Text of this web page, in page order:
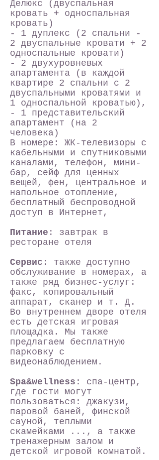
Делюкс (двуспальная
кровать + односпальная
кровать)
- 1 дуплекс (2 спальни -
2 двуспальные кровати + 2
односпальные кровати)
- 2 двухуровневых
апартамента (в каждой
квартире 2 спальни с 2
двуспальными кроватями и
1 односпальной кроватью),
- 1 представительский
апартамент (на 2
человека)
В номере: ЖК-телевизоры с
кабельными и спутниковыми
каналами, телефон, мини-
бар, сейф для ценных
вещей, фен, центральное и
напольное отопление,
бесплатный беспроводной
доступ в Интернет,
Питание : завтрак в
ресторане отеля
Сервис : также доступно
обслуживание в номерах, а
также ряд бизнес-услуг:
факс, копировальный
аппарат, сканер и т. Д.
Во внутреннем дворе отеля
есть детская игровая
площадка. Мы также
предлагаем бесплатную
парковку с
видеонаблюдением.
Spa&wellness : спа-центр,
где гости могут
пользоваться: джакузи,
паровой баней, финской
сауной, теплыми
скамейками ..., а также
тренажерным залом и
детской игровой комнатой.